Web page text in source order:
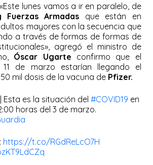
lunes vamos a ir en paralelo, de
Fuerzas Armadas que están en
mayores con la secuencia que
a través de formas de formas de
agregó el ministro de
Óscar Ugarte confirmo que el
11 de marzo estarían llegando el
mil dosis de la vacuna de Pfizer.
| Esta es la situación del#COVID19 en
horas del 3 de marzo.
https://t.co/RGdReLcO7H